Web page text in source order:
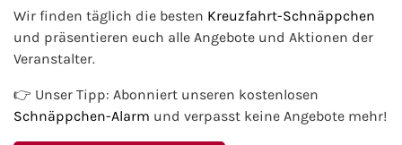
Wir finden täglich die besten Kreuzfahrt-Schnäppchen
und präsentieren euch alle Angebote und Aktionen der
Veranstalter.
👉 Unser Tipp: Abonniert unseren kostenlosen
Schnäppchen-Alarm und verpasst keine Angebote mehr!